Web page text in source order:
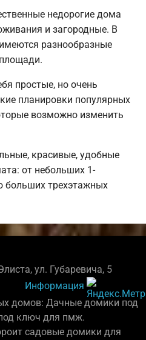
недорогие дома
и загородные. В
разнообразные
простые, но очень
планировки популярных
возможно изменить
красивые, удобные
от небольших 1-
трехэтажных
ул. Губаревича, 5
Информация
домов: Дачные домики под
ключ для пмж.
садовые домики для